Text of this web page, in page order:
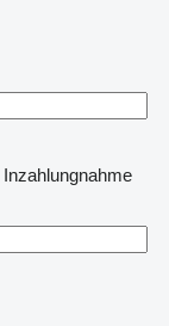
Inzahlungnahme